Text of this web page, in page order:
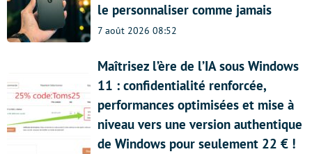
le personnaliser comme jamais
7 août 2026 08:52
Maîtrisez l’ère de l’IA sous Windows
11 : confidentialité renforcée,
performances optimisées et mise à
niveau vers une version authentique
de Windows pour seulement 22 € !